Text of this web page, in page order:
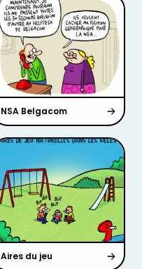
NSA Belgacom
Aires du jeu